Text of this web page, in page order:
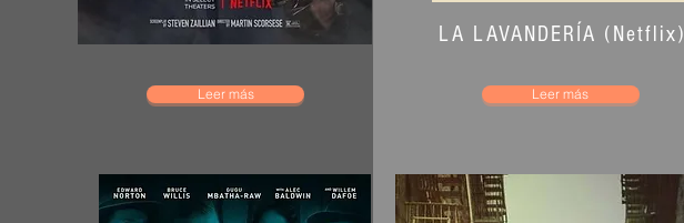
Leer más
LA LAVANDERÍA (Netflix)
Leer más